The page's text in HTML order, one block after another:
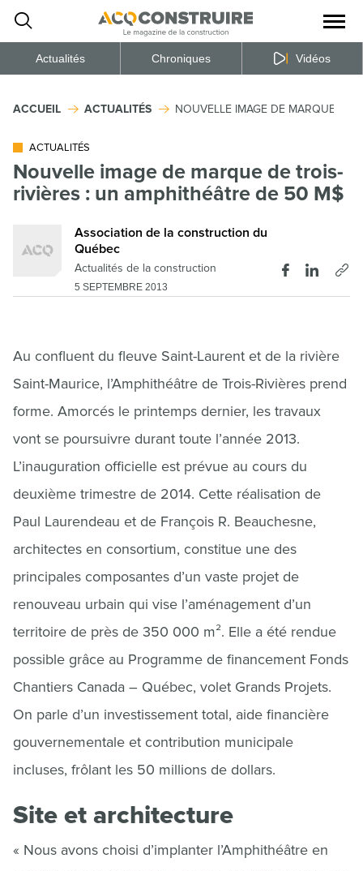
la
du
Actualités Chroniques Vidéos
ACCUEIL ACTUALITÉS NOUVELLE IMAGE DE MARQUE DE
ACTUALITÉS
Nouvelle image de marque de trois-
rivières : un amphithéâtre de 50 M$
Association de la construction du
Québec
Actualités de la construction
5 SEPTEMBRE 2013
Au confluent du fleuve Saint-Laurent et de la rivière
Saint-Maurice, l’Amphithéâtre de Trois-Rivières prend
forme. Amorcés le printemps dernier, les travaux
vont se poursuivre durant toute l’année 2013.
L’inauguration officielle est prévue au cours du
deuxième trimestre de 2014. Cette réalisation de
Paul Laurendeau et de François R. Beauchesne,
architectes en consortium, constitue une des
principales composantes d’un vaste projet de
renouveau urbain qui vise l’aménagement d’un
territoire de près de 350 000 m². Elle a été rendue
possible grâce au Programme de financement Fonds
Chantiers Canada – Québec, volet Grands Projets.
On parle d’un investissement total, aide financière
gouvernementale et contribution municipale
incluses, frôlant les 50 millions de dollars.
Site et architecture
« Nous avons choisi d’implanter l’Amphithéâtre en